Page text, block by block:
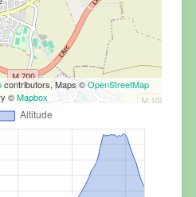
contributors, Maps ©OpenStreetMap
©Mapbox